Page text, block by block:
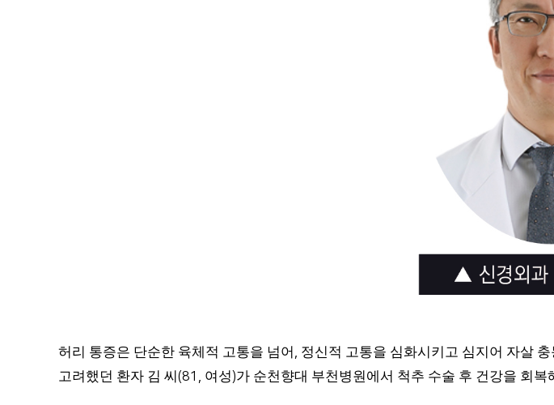
허리 통증은 단순한 육체적 고통을 넘어 , 정신적 고통을 심화시키고 심지어 자살
고려했던 환자 김 씨(81, 여성)가 순천향대 부천병원에서 척추 수술 후 건강을 회복